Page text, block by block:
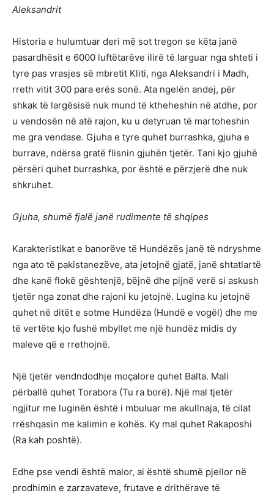
Aleksandrit
Historia e hulumtuar deri më sot tregon se këta janë
pasardhësit e 6000 luftëtarëve ilirë të larguar nga shteti i
tyre pas vrasjes së mbretit Kliti, nga Aleksandri i Madh,
rreth vitit 300 para erës sonë. Ata ngelën andej, për
shkak të largësisë nuk mund të ktheheshin në atdhe, por
u vendosën në atë rajon, ku u detyruan të martoheshin
me gra vendase. Gjuha e tyre quhet burrashka, gjuha e
burrave, ndërsa gratë flisnin gjuhën tjetër. Tani kjo gjuhë
përsëri quhet burrashka, por është e përzjerë dhe nuk
shkruhet.
Gjuha, shumë fjalë janë rudimente të shqipes
Karakteristikat e banorëve të Hundëzës janë të ndryshme
nga ato të pakistanezëve, ata jetojnë gjatë, janë shtatlartë
dhe kanë flokë gështenjë, bëjnë dhe pijnë verë si askush
tjetër nga zonat dhe rajoni ku jetojnë. Lugina ku jetojnë
quhet në ditët e sotme Hundëza (Hundë e vogël) dhe me
të vertëte kjo fushë mbyllet me një hundëz midis dy
maleve që e rrethojnë.
Një tjetër vendndodhje moçalore quhet Balta. Mali
përballë quhet Torabora (Tu ra borë). Një mal tjetër
ngjitur me luginën është i mbuluar me akullnaja, të cilat
rrëshqasin me kalimin e kohës. Ky mal quhet Rakaposhi
(Ra kah poshtë).
Edhe pse vendi është malor, ai është shumë pjellor në
prodhimin e zarzavateve, frutave e drithërave të